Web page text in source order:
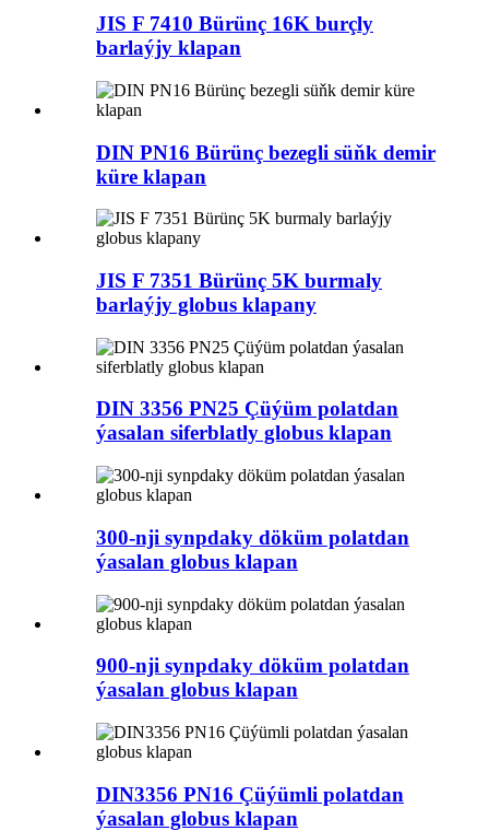
JIS F 7410 Bürünç 16K burçly
barlaýjy klapan
DIN PN16 Bürünç bezegli süňk demir
küre klapan
JIS F 7351 Bürünç 5K burmaly
barlaýjy globus klapany
DIN 3356 PN25 Çüýüm polatdan
ýasalan siferblatly globus klapan
300-nji synpdaky döküm polatdan
ýasalan globus klapan
900-nji synpdaky döküm polatdan
ýasalan globus klapan
DIN3356 PN16 Çüýümli polatdan
ýasalan globus klapan